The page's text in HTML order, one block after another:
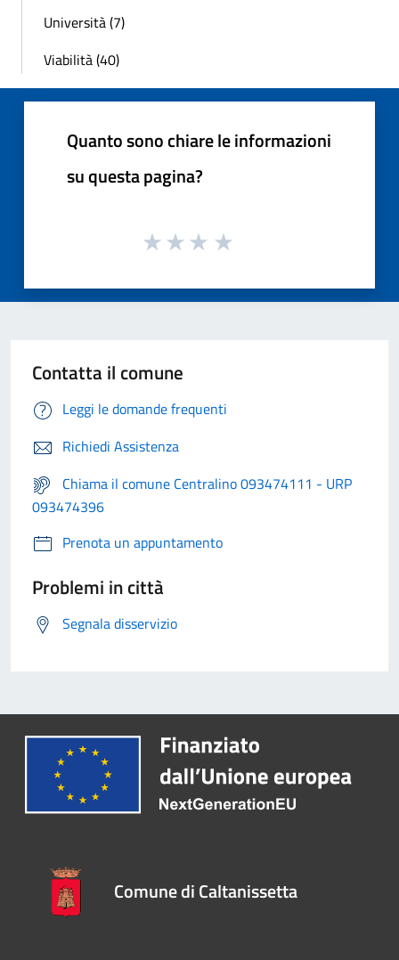
Università (7)
Viabilità (40)
Quanto sono chiare le informazioni
su questa pagina?
Contatta il comune
Leggi le domande frequenti
Richiedi Assistenza
Chiama il comune Centralino 093474111 - URP
093474396
Prenota un appuntamento
Problemi in città
Segnala disservizio
Comune di Caltanissetta